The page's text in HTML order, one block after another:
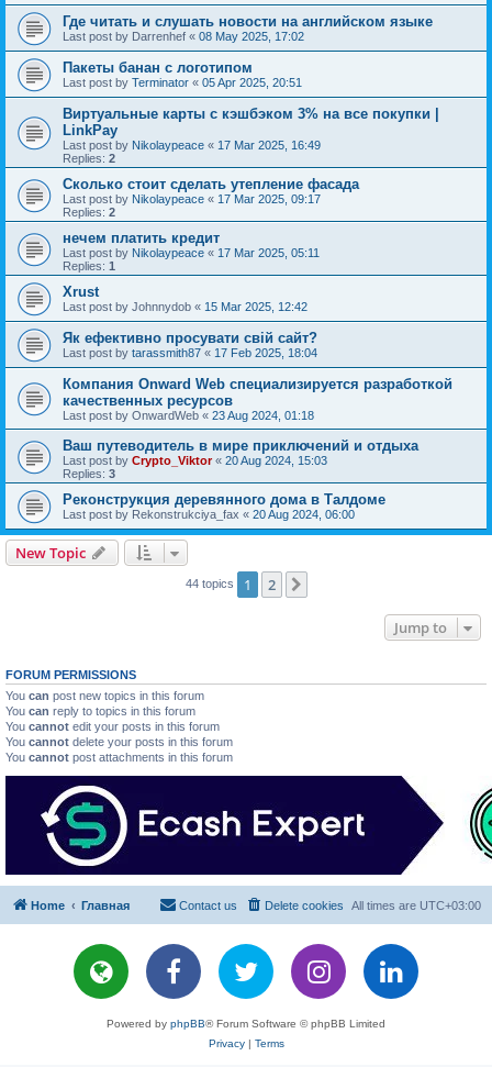
Где читать и слушать новости на английском языке
Last post by Darrenhef « 08 May 2025, 17:02
Пакеты банан с логотипом
Last post by Terminator « 05 Apr 2025, 20:51
Виртуальные карты с кэшбэком 3% на все покупки |
LinkPay
Last post by Nikolaypeace « 17 Mar 2025, 16:49
Replies: 2
Сколько стоит сделать утепление фасада
Last post by Nikolaypeace « 17 Mar 2025, 09:17
Replies: 2
нечем платить кредит
Last post by Nikolaypeace « 17 Mar 2025, 05:11
Replies: 1
Xrust
Last post by Johnnydob « 15 Mar 2025, 12:42
Як ефективно просувати свій сайт?
Last post by tarassmith87 « 17 Feb 2025, 18:04
Компания Onward Web специализируется разработкой
качественных ресурсов
Last post by OnwardWeb « 23 Aug 2024, 01:18
Ваш путеводитель в мире приключений и отдыха
Last post by Crypto_Viktor« 20 Aug 2024, 15:03
Replies: 3
Реконструкция деревянного дома в Талдоме
Last post by Rekonstrukciya_fax « 20 Aug 2024, 06:00
New Topic
44 topics 1 2
Jump to
FORUM PERMISSIONS
You can post new topics in this forum
You can reply to topics in this forum
You cannot edit your posts in this forum
You cannot delete your posts in this forum
You cannot post attachments in this forum
Home Главная All times are UTC+03:00
Delete cookies
Contact us
Powered by phpBB® Forum Software © phpBB Limited
Privacy| Terms